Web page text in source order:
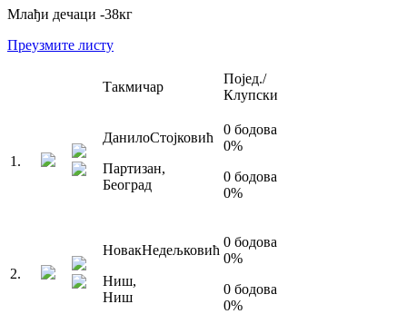
Млађи дечаци -38кг
Преузмите листу
Такмичар
Појед./
Клупски
1 .
ДанилоСтојковић
Партизан,
Београд
0 бодова
0%
0 бодова
0%
2.
НовакНедељковић
Ниш,
Ниш
0 бодова
0%
0 бодова
0%